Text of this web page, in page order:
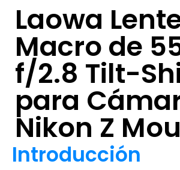
Laowa
Macro de
f/2.8 Tilt-
para
Nikon Z
Introducción